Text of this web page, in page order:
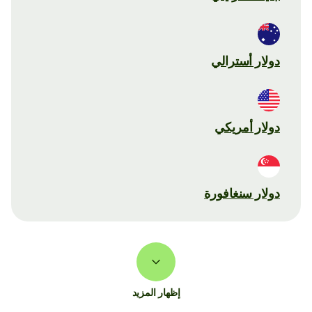
دولار أسترالي
دولار أمريكي
دولار سنغافورة
إظهار المزيد